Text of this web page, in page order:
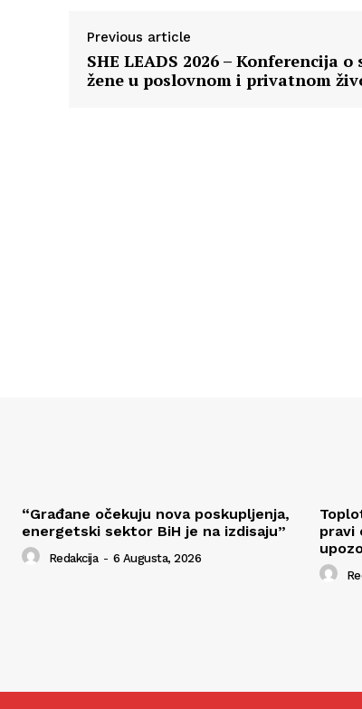
Previous article
SHE LEADS 2026 – Konferencija o
žene u poslovnom i privatnom
“Građane očekuju nova poskupljenja,
energetski sektor BiH je na izdisaju”
Redakcija - 6 Augusta, 2026
pravi